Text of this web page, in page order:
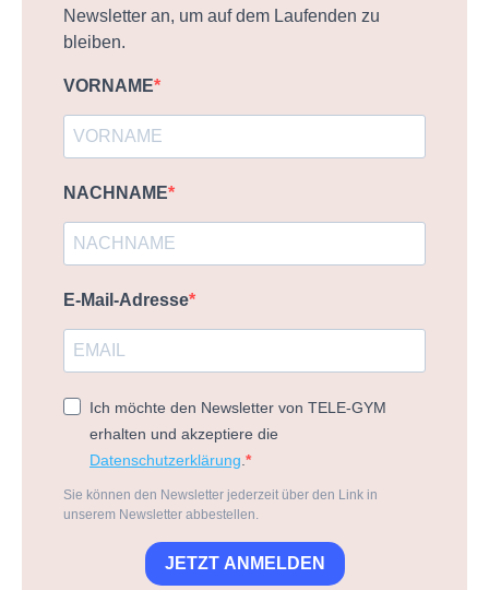
Newsletter an, um auf dem Laufenden zu
bleiben.
VORNAME
NACHNAME
E-Mail-Adresse
Ich möchte den Newsletter von TELE-GYM
erhalten und akzeptiere die
Datenschutzerklärung
Sie können den Newsletter jederzeit über den Link in
unserem Newsletter abbestellen.
JETZT ANMELDEN